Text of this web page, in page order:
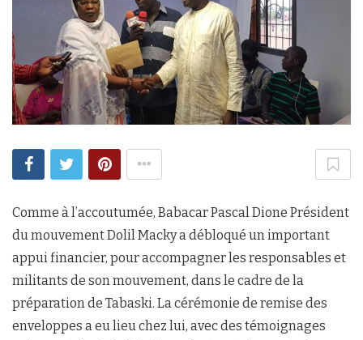
Comme à l’accoutumée, Babacar Pascal Dione Président
du mouvement Dolil Macky a débloqué un important
appui financier, pour accompagner les responsables et
militants de son mouvement, dans le cadre de la
préparation de Tabaski. La cérémonie de remise des
enveloppes a eu lieu chez lui, avec des témoignages